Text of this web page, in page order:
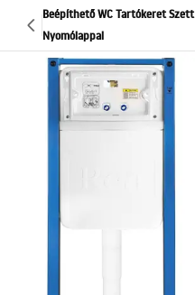
Beépíthető WC Tartókeret
Nyomólappal